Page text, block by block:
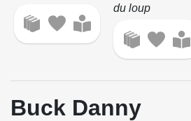
du loup
Buck Danny